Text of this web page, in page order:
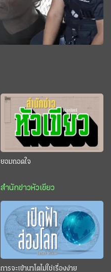
ยอมถอดใจ
สำนักข่าวหัวเขียว
การจะเข้านาโตไม่ใช่เรื่องง่าย